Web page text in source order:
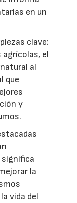
en un
clave:
agrícolas, el
al
que
y
significa
la
vida del